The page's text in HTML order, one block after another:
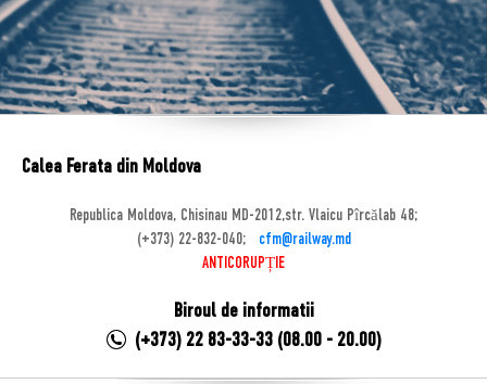
Calea Ferata din Moldova
Republica Moldova, Chisinau MD-2012,str. Vlaicu Pîrcălab 48;
(+373) 22-832-040;
cfm@railway.md
ANTICORUPȚIE
Biroul de informatii
(+373) 22 83-33-33 (08.00 - 20.00)